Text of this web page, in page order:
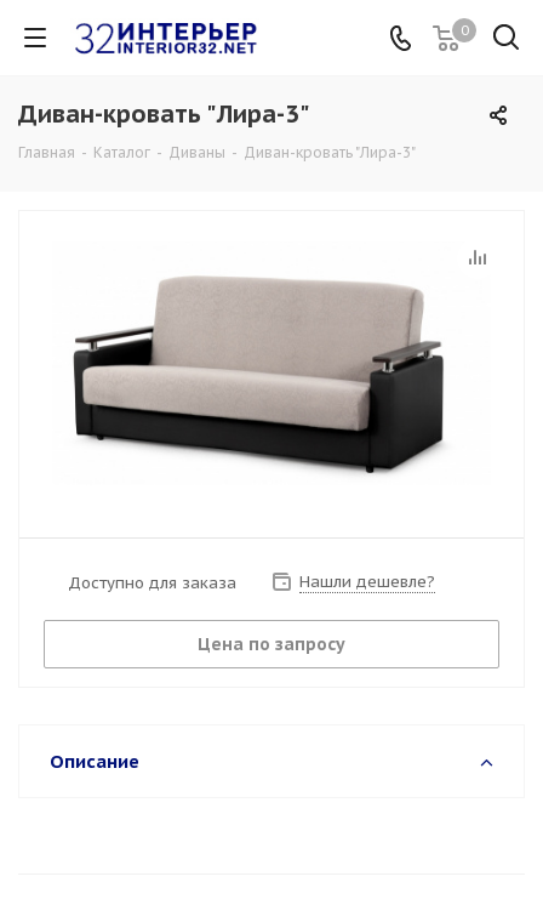
0
Диван-кровать "Лира-3"
Главная - Каталог - Диваны - Диван-кровать "Лира-3"
Доступно для заказа Нашли дешевле?
Цена по запросу
Описание